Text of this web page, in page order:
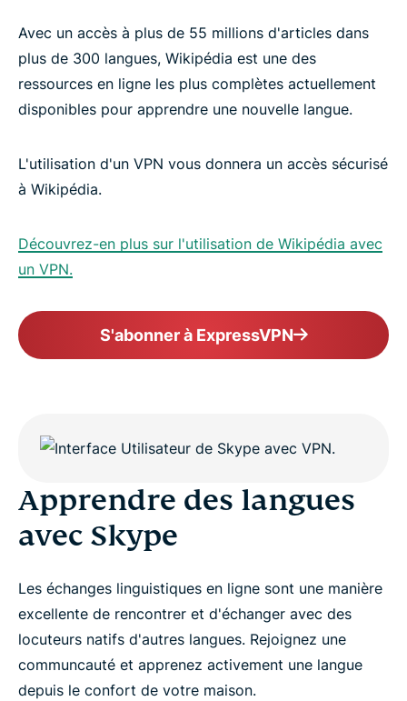
Avec un accès à plus de 55 millions d'articles dans
plus de 300 langues, Wikipédia est une des
ressources en ligne les plus complètes actuellement
disponibles pour apprendre une nouvelle langue.
L'utilisation d'un VPN vous donnera un accès sécurisé
à Wikipédia.
Découvrez-en plus sur l'utilisation de Wikipédia avec
un VPN.
S'abonner à ExpressVPN
Apprendre des langues
avec Skype
Les échanges linguistiques en ligne sont une manière
excellente de rencontrer et d'échanger avec des
locuteurs natifs d'autres langues. Rejoignez une
communcauté et apprenez activement une langue
depuis le confort de votre maison.